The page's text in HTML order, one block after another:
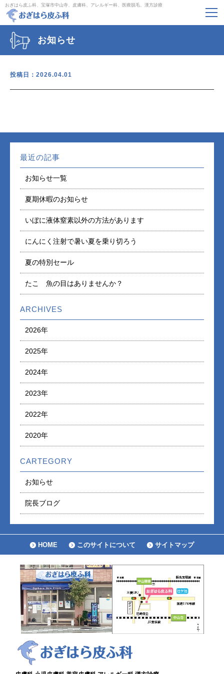
おぎはら皮ふ科、宝塚市中山寺、皮膚科、アレルギー科、医療脱毛、漢方診療
お知らせ
投稿日：2026.04.01
最近の記事
お知らせ一覧
夏期休暇のお知らせ
いぼに液体窒素以外の方法があります
にんにく注射で暑い夏を乗り切ろう
夏の特別セール
たこ 魚の目はありませんか？
ARCHIVES
2026年
2025年
2024年
2023年
2022年
2020年
CARTEGORY
お知らせ
院長ブログ
HOME このサイトについて サイトマップ